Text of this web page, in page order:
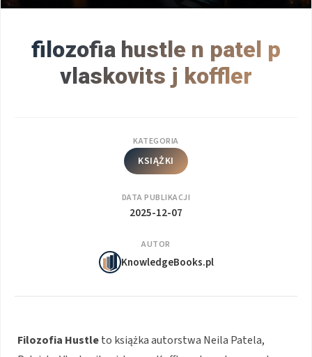
filozofia hustle n patel p
vlaskovits j koffler
KATEGORIA
KSIĄŻKI
DATA PUBLIKACJI
2025-12-07
AUTOR
KnowledgeBooks.pl
Filozofia Hustleto książka autorstwa Neila Patela,